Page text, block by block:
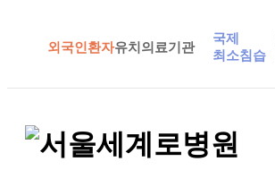
외국인환자유치의료기관
국제
최소침습